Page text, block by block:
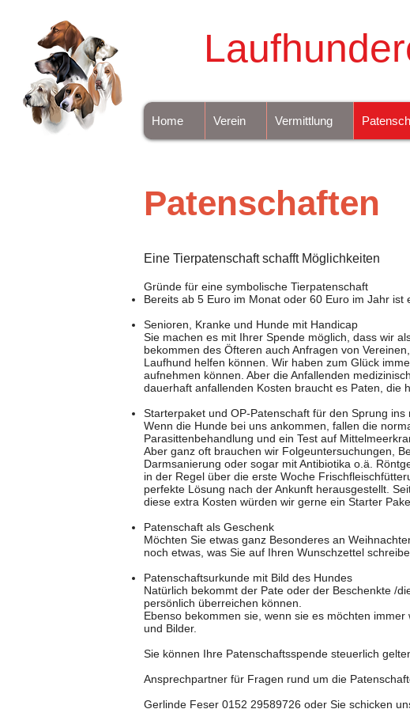
Home Verein Vermittlung
Patenschaften
Eine Tierpatenschaft schafft Möglichkeiten
Gründe für eine symbolische Tierpatenschaft
Bereits ab 5 Euro im Monat oder 60 Euro im Jahr ist
Senioren, Kranke und Hunde mit Handicap
Sie machen es mit Ihrer Spende möglich, dass wir
bekommen des Öfteren auch Anfragen von
Laufhund helfen können. Wir haben zum Glück
aufnehmen können. Aber die Anfallenden
dauerhaft anfallenden Kosten braucht es Paten, die
Starterpaket und OP-Patenschaft für den Sprung ins
Wenn die Hunde bei uns ankommen, fallen die
Parasittenbehandlung und ein Test auf
Aber ganz oft brauchen wir Folgeuntersuchungen,
Darmsanierung oder sogar mit Antibiotika o.ä.
in der Regel über die erste Woche
perfekte Lösung nach der Ankunft herausgestellt.
diese extra Kosten würden wir gerne ein Starter
Patenschaft als Geschenk
Möchten Sie etwas ganz Besonderes an
noch etwas, was Sie auf Ihren Wunschzettel
Patenschaftsurkunde mit Bild des Hundes
Natürlich bekommt der Pate oder der Beschenkte /
persönlich überreichen können.
Ebenso bekommen sie, wenn sie es möchten
und Bilder.
Sie können Ihre Patenschaftsspende steuerlich
Ansprechpartner für Fragen rund um die
Gerlinde Feser 0152 29589726 oder Sie schicken